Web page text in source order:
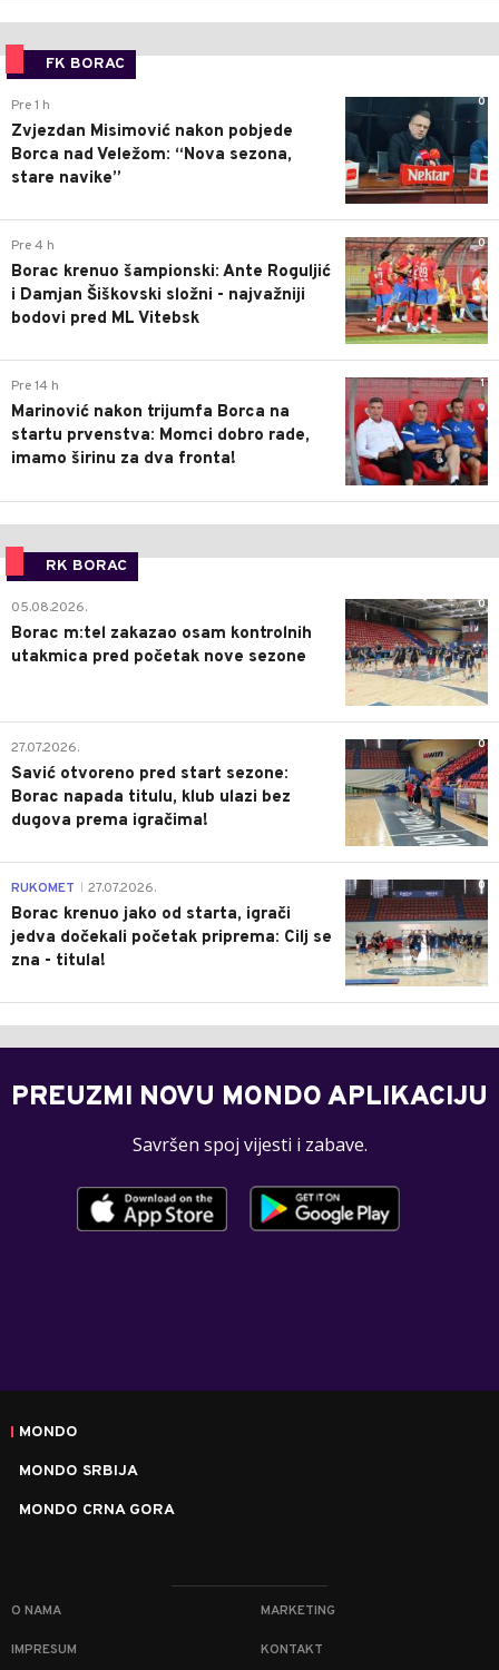
FK BORAC
0
Pre 1 h
Zvjezdan Misimović nakon pobjede
Borca nad Veležom: “Nova sezona,
stare navike”
0
Pre 4 h
Borac krenuo šampionski: Ante Roguljić
i Damjan Šiškovski složni - najvažniji
bodovi pred ML Vitebsk
1
Pre 14 h
Marinović nakon trijumfa Borca na
startu prvenstva: Momci dobro rade,
imamo širinu za dva fronta!
RK BORAC
0
05.08.2026.
Borac m:tel zakazao osam kontrolnih
utakmica pred početak nove sezone
0
27.07.2026.
Savić otvoreno pred start sezone:
Borac napada titulu, klub ulazi bez
dugova prema igračima!
0
RUKOMET 27.07.2026.
Borac krenuo jako od starta, igrači
jedva dočekali početak priprema: Cilj se
zna - titula!
PREUZMI NOVU MONDO APLIKACIJU
Savršen spoj vijesti i zabave.
MONDO
MONDO SRBIJA
MONDO CRNA GORA
O NAMA MARKETING
IMPRESUM KONTAKT